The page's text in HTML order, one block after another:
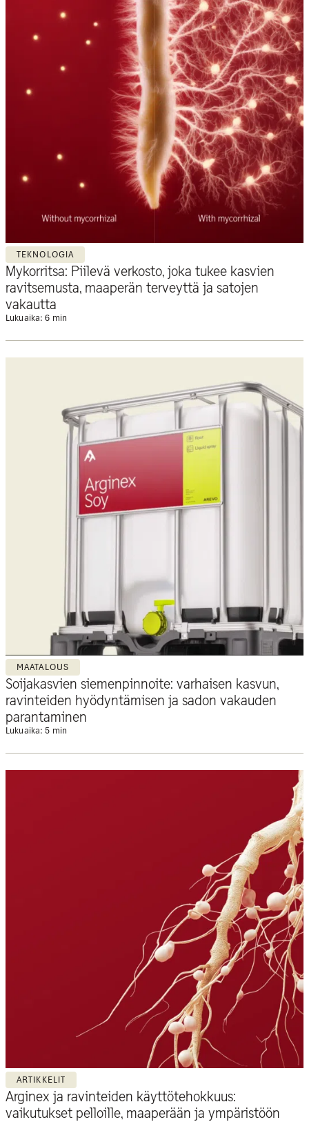
TEKNOLOGIA
Mykorritsa: Piilevä verkosto, joka tukee kasvien
ravitsemusta, maaperän terveyttä ja satojen
vakautta
Lukuaika: 6 min
MAATALOUS
Soijakasvien siemenpinnoite: varhaisen kasvun,
ravinteiden hyödyntämisen ja sadon vakauden
parantaminen
Lukuaika: 5 min
ARTIKKELIT
Arginex ja ravinteiden käyttötehokkuus:
vaikutukset pelloille, maaperään ja ympäristöön